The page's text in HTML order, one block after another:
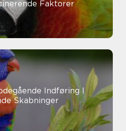
Faktorer
Indføring I
Skabninger